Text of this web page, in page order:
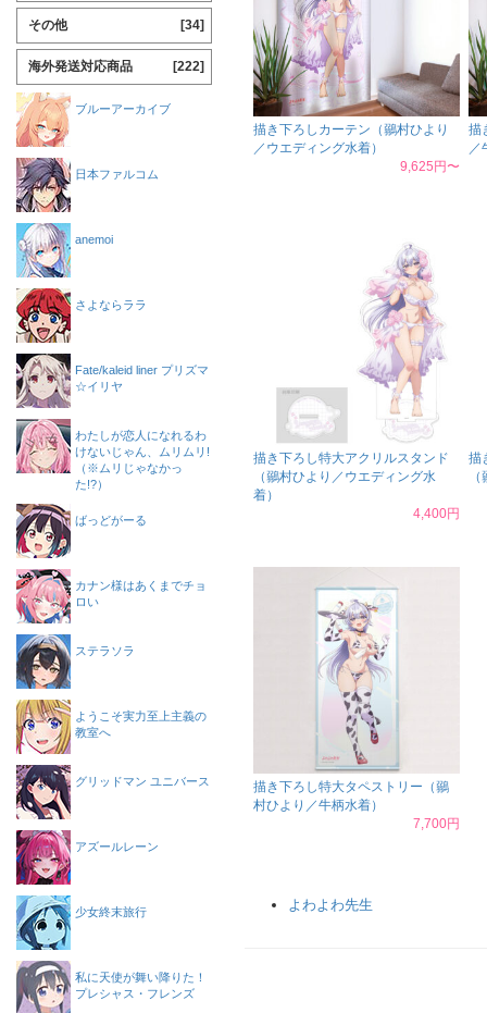
描き下ろしカーテン（鶸村ひより
／ウエディング水着）
9,625円〜
描
／
描き下ろし特大アクリルスタンド
（鶸村ひより／ウエディング水
着）
4,400円
描
描き下ろし特大タペストリー（鶸
村ひより／牛柄水着）
7,700円
よわよわ先生
その他 [34]
海外発送対応商品 [222]
ブルーアーカイブ
日本ファルコム
anemoi
さよならララ
Fate/kaleid liner プリズマ
☆イリヤ
わたしが恋人になれるわ
けないじゃん、ムリムリ!
（※ムリじゃなかっ
た!?）
ばっどがーる
カナン様はあくまでチョ
ロい
ステラソラ
ようこそ実力至上主義の
教室へ
グリッドマン ユニバース
アズールレーン
少女終末旅行
私に天使が舞い降りた！
プレシャス・フレンズ